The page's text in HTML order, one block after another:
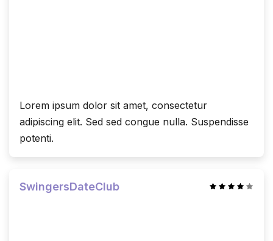
Lorem ipsum dolor sit amet, consectetur
adipiscing elit. Sed sed congue nulla. Suspendisse
potenti.
SwingersDateClub